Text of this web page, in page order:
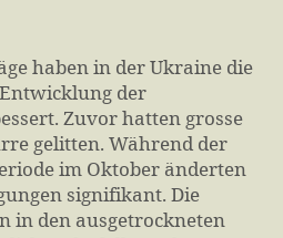
haben in der Ukraine die
der
Zuvor hatten grosse
gelitten. Während der
im Oktober änderten
signifikant. Die
in den ausgetrockneten